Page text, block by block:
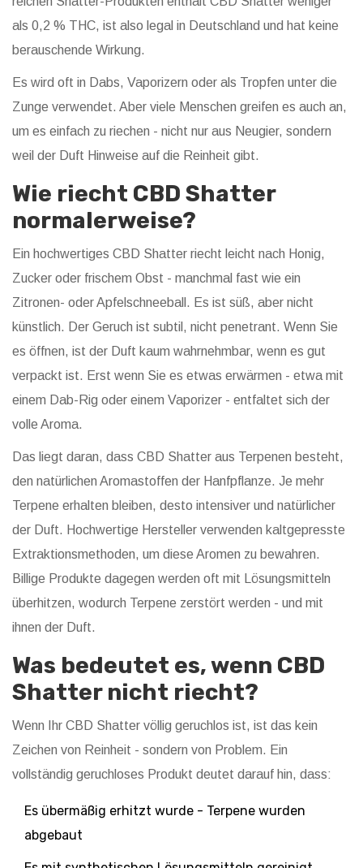
als 0,2 % THC, ist also legal in Deutschland und hat keine
berauschende Wirkung.
Es wird oft in Dabs, Vaporizern oder als Tropfen unter die
Zunge verwendet. Aber viele Menschen greifen es auch an,
um es einfach zu riechen - nicht nur aus Neugier, sondern
weil der Duft Hinweise auf die Reinheit gibt.
Wie riecht CBD Shatter
normalerweise?
Ein hochwertiges CBD Shatter riecht leicht nach Honig,
Zucker oder frischem Obst - manchmal fast wie ein
Zitronen- oder Apfelschneeball. Es ist süß, aber nicht
künstlich. Der Geruch ist subtil, nicht penetrant. Wenn Sie
es öffnen, ist der Duft kaum wahrnehmbar, wenn es gut
verpackt ist. Erst wenn Sie es etwas erwärmen - etwa mit
einem Dab-Rig oder einem Vaporizer - entfaltet sich der
volle Aroma.
Das liegt daran, dass CBD Shatter aus Terpenen besteht,
den natürlichen Aromastoffen der Hanfpflanze. Je mehr
Terpene erhalten bleiben, desto intensiver und natürlicher
der Duft. Hochwertige Hersteller verwenden kaltgepresste
Extraktionsmethoden, um diese Aromen zu bewahren.
Billige Produkte dagegen werden oft mit Lösungsmitteln
überhitzen, wodurch Terpene zerstört werden - und mit
ihnen der Duft.
Was bedeutet es, wenn CBD
Shatter nicht riecht?
Wenn Ihr CBD Shatter völlig geruchlos ist, ist das kein
Zeichen von Reinheit - sondern von Problem. Ein
vollständig geruchloses Produkt deutet darauf hin, dass:
Es übermäßig erhitzt wurde - Terpene wurden
abgebaut